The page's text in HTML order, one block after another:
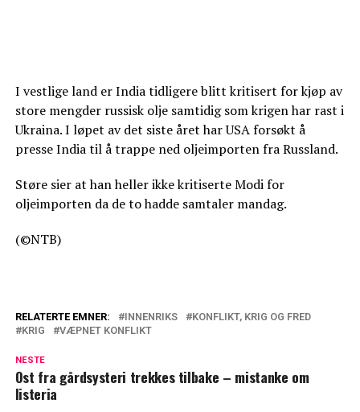
I vestlige land er India tidligere blitt kritisert for kjøp av
store mengder russisk olje samtidig som krigen har rast i
Ukraina. I løpet av det siste året har USA forsøkt å
presse India til å trappe ned oljeimporten fra Russland.
Støre sier at han heller ikke kritiserte Modi for
oljeimporten da de to hadde samtaler mandag.
(©NTB)
RELATERTE EMNER: INNENRIKS
KONFLIKT, KRIG OG FRED
KRIG
VÆPNET KONFLIKT
NESTE
Ost fra gårdsysteri trekkes tilbake – mistanke om
listeria